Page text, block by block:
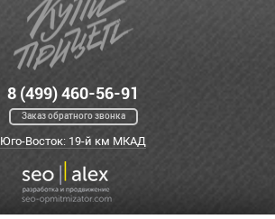
8 (499) 460-56-91
Заказ обратного звонка
Юго-Восток: 19-й км МКАД